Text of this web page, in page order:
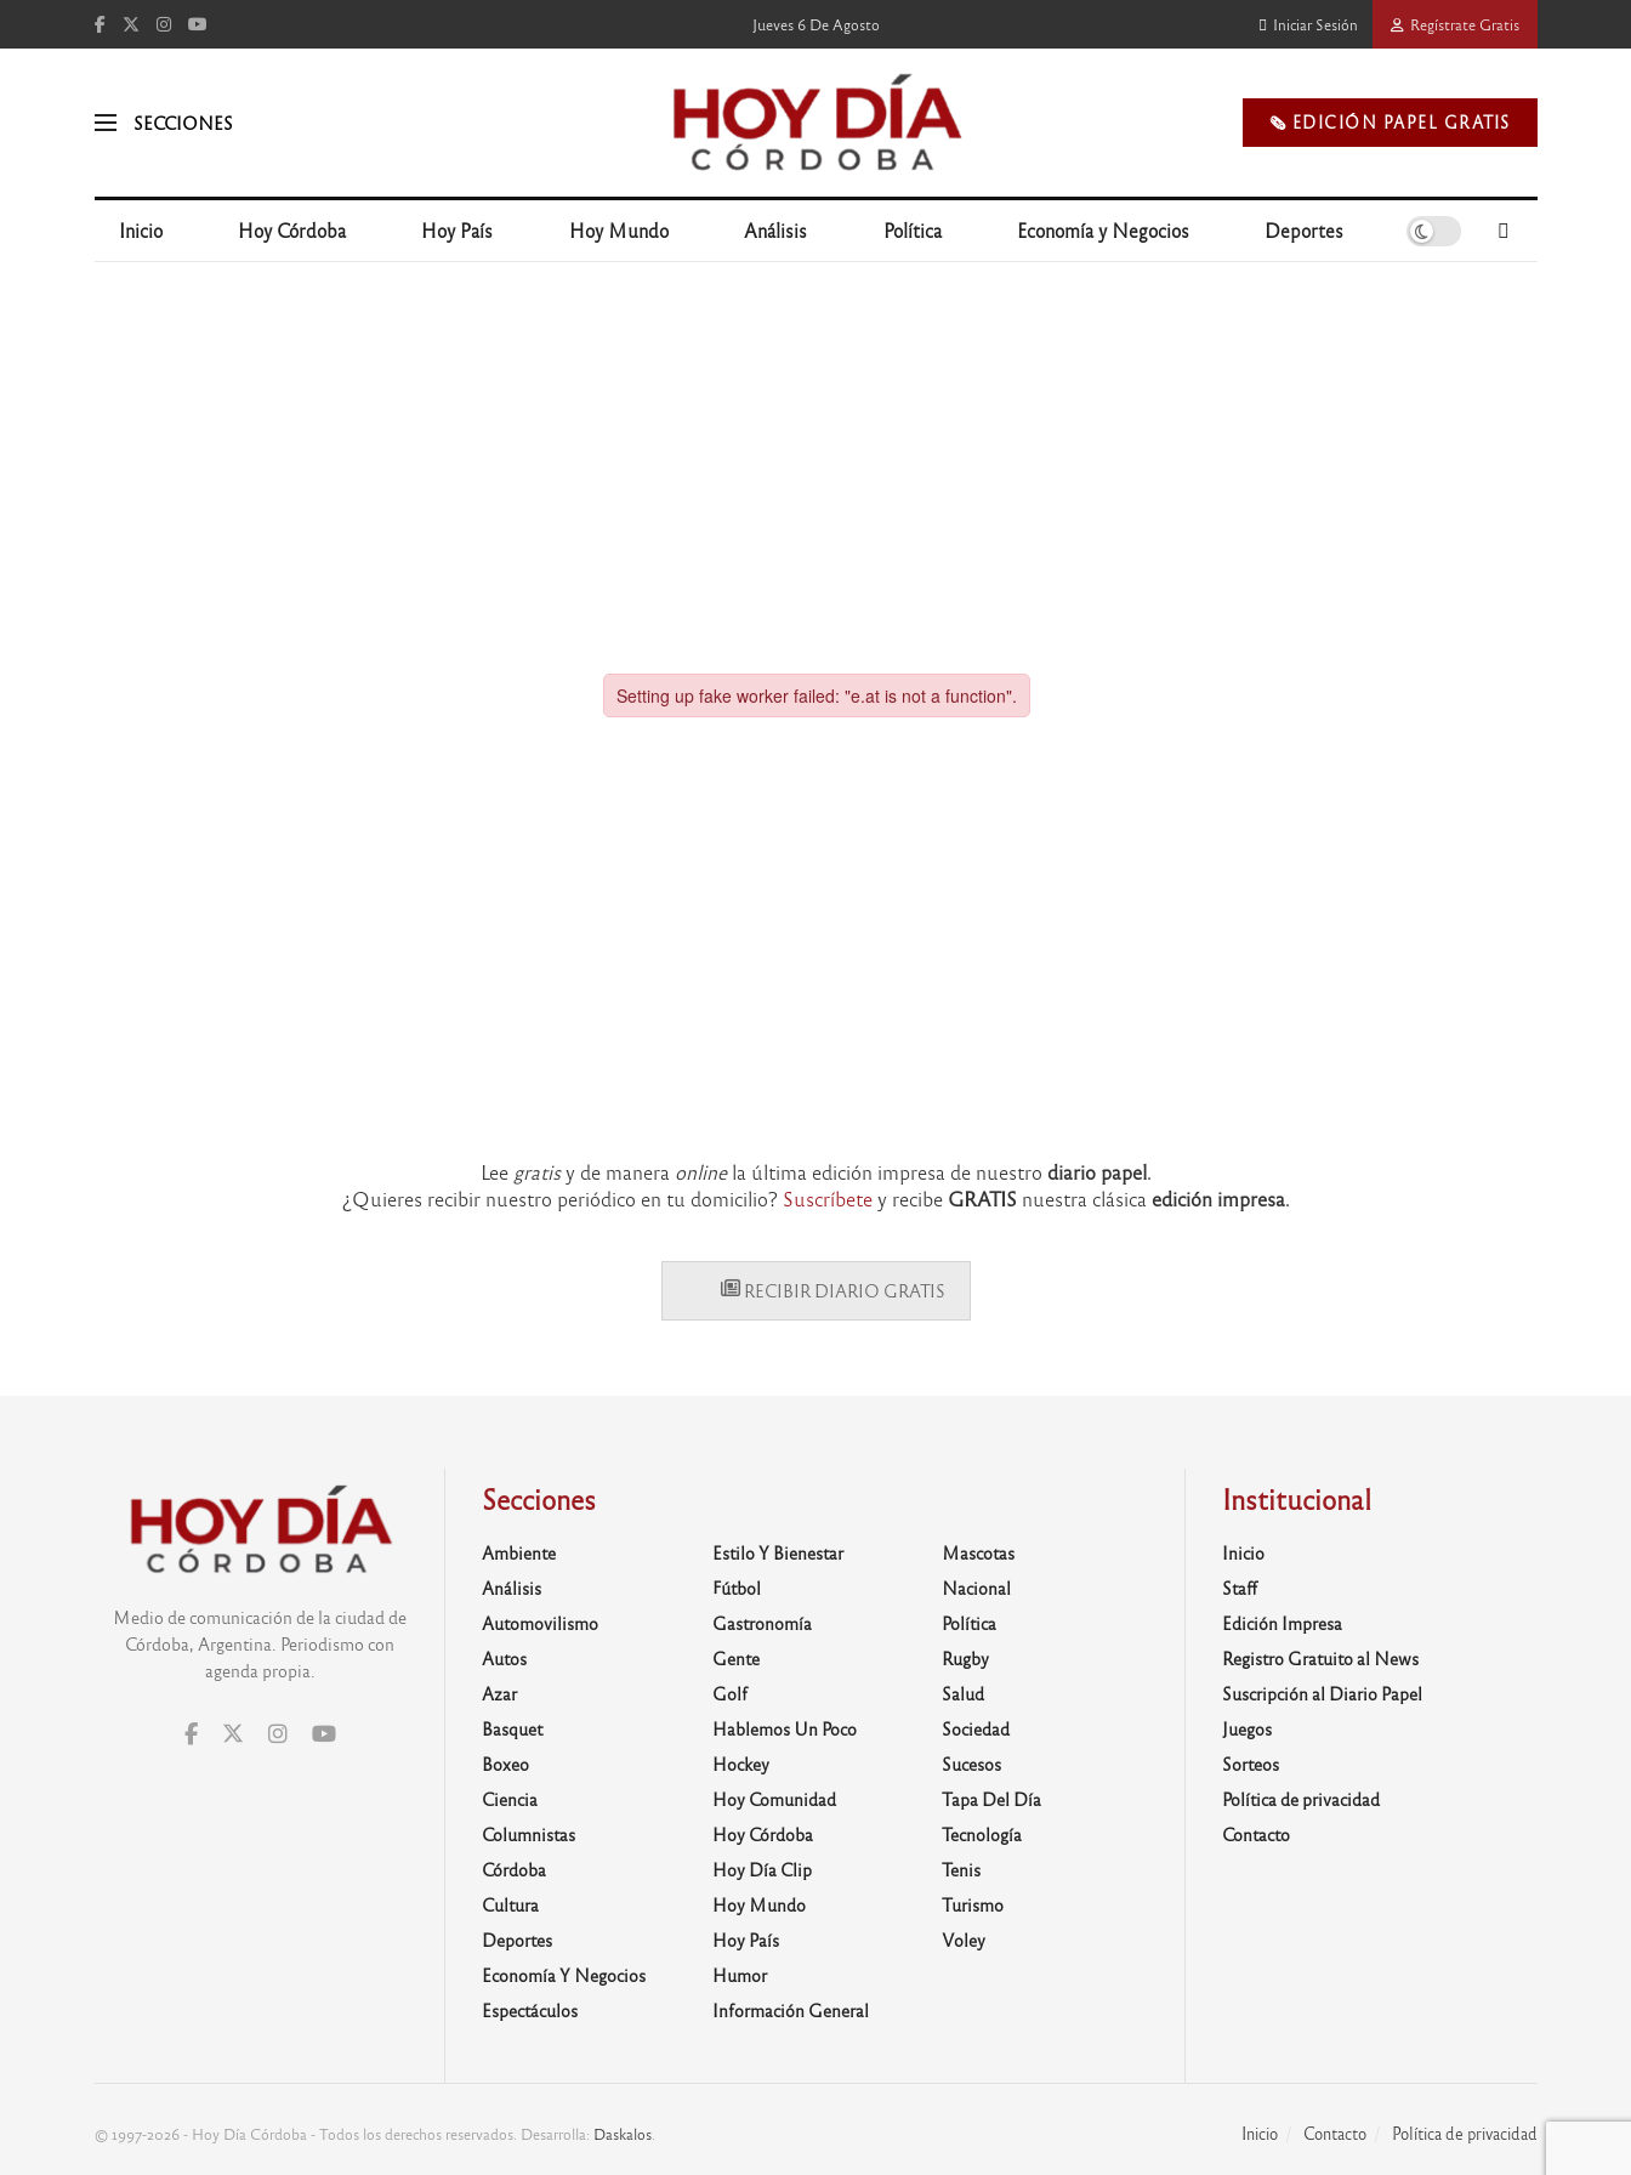
Jueves 6 De Agosto Iniciar Sesión Regístrate Gratis
SECCIONES 🗞️ EDICIÓN PAPEL GRATIS
Inicio Hoy Córdoba Hoy País Hoy Mundo Análisis Política Economía y Negocios Deportes
Lee gratisy de manera onlinela última edición impresa de nuestro diario papel.
¿Quieres recibir nuestro periódico en tu domicilio? Suscríbetey recibe GRATIS nuestra clásica edición impresa.
RECIBIR DIARIO GRATIS
Medio de comunicación de la ciudad de
Córdoba, Argentina. Periodismo con
agenda propia.
Secciones
Ambiente
Análisis
Automovilismo
Autos
Azar
Basquet
Boxeo
Ciencia
Columnistas
Córdoba
Cultura
Deportes
Economía Y Negocios
Espectáculos
Estilo Y Bienestar
Fútbol
Gastronomía
Gente
Golf
Hablemos Un Poco
Hockey
Hoy Comunidad
Hoy Córdoba
Hoy Día Clip
Hoy Mundo
Hoy País
Humor
Información General
Mascotas
Nacional
Política
Rugby
Salud
Sociedad
Sucesos
Tapa Del Día
Tecnología
Tenis
Turismo
Voley
Institucional
Inicio
Staff
Edición Impresa
Registro Gratuito al News
Suscripción al Diario Papel
Juegos
Sorteos
Política de privacidad
Contacto
Inicio Contacto Política de privacidad
© 1997-2026 - Hoy Día Córdoba - Todos los derechos reservados. Desarrolla: Daskalos.